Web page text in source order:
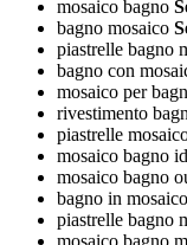
mosaico bagno
bagno mosaico
piastrelle bagno
bagno con
mosaico per
rivestimento
piastrelle
mosaico bagno
mosaico bagno
bagno in mosaico
piastrelle bagno